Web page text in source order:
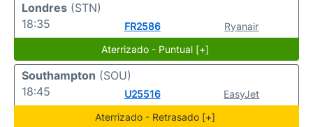
Londres (STN)
18:35
FR2586
Ryanair
Aterrizado - Puntual [+]
Southampton (SOU)
18:45
U25516
EasyJet
Aterrizado - Retrasado [+]